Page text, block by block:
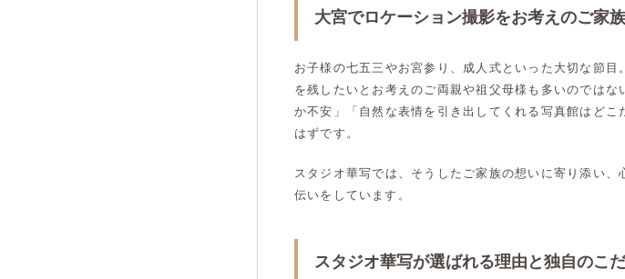
大宮でロケーション撮影をお考えのご家
お子様の七五三やお宮参り、成人式といった大切な節
を残したいとお考えのご両親や祖父母様も多いのでは
か不安」「自然な表情を引き出してくれる写真館はど
はずです。
スタジオ華写では、そうしたご家族の想いに寄り添い
伝いをしています。
スタジオ華写が選ばれる理由と独自のこ